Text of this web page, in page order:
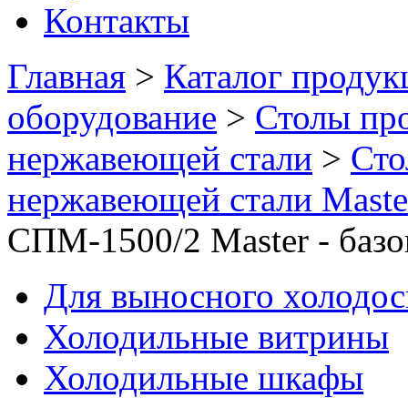
Контакты
Главная > Каталог
оборудование > Столы
нержавеющей стали >
нержавеющей стали
СПМ-1500/2 Master -
Для выносного
Холодильные витрины
Холодильные шкафы